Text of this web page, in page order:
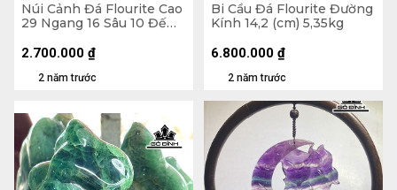
Núi Cảnh Đá Flourite Cao
29 Ngang 16 Sâu 10 Đế
2 năm trước
2.700.000 ₫
Bi Cầu Đá Flourite Đường
Kính 14,2 (cm) 5,35kg
2 năm trước
6.800.000 ₫